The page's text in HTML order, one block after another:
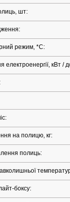
шт:
режим, *С:
електроенергії, кВт /
на полицю, кг:
полиць:
боксу: